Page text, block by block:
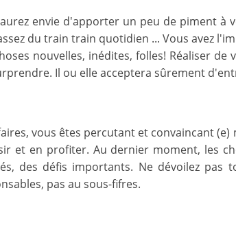
envie d'apporter un peu de piment à
du train train quotidien ... Vous avez
nouvelles, inédites, folles! Réaliser
Il ou elle acceptera sûrement
vous êtes percutant et convaincant
et en profiter. Au dernier moment, les
des défis importants. Ne dévoilez pas
pas au sous-fifres.